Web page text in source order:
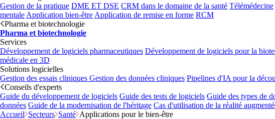
Gestion de la pratique DME ET DSE CRM dans le domaine de la santé Télémédecine
mentale Application bien-être Application de remise en forme RCM
Pharma et biotechnologie
Pharma et biotechnologie
Services
Développement de logiciels pharmaceutiques Développement de logiciels pour la
médicale en 3D
Solutions logicielles
Gestion des essais cliniques Gestion des données cliniques Pipelines d'IA pour la
Conseils d'experts
Guide du développement de logiciels Guide des tests de logiciels Guide des types de
données Guide de la modernisation de l'héritage Cas d'utilisation de la réalité
Accueil Secteurs Santé Applications pour le bien-être